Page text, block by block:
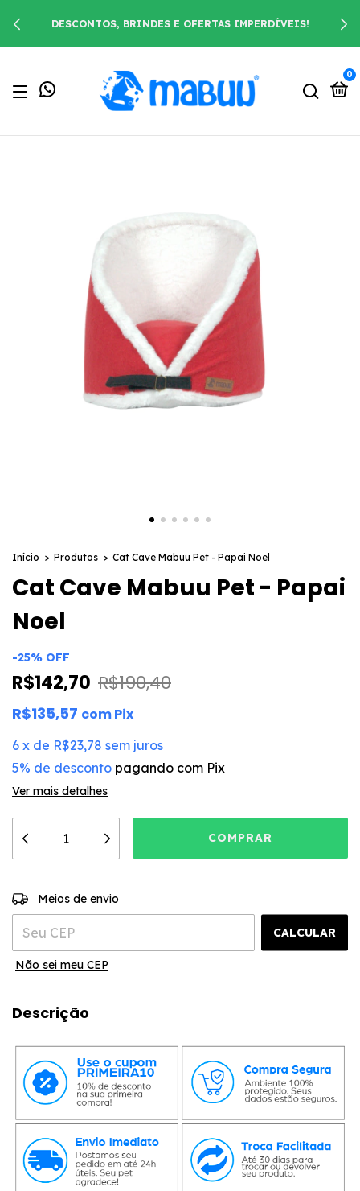
DESCONTOS, BRINDES E OFERTAS IMPERDÍVEIS!
0
Início > Produtos > Cat Cave Mabuu Pet - Papai Noel
Cat Cave Mabuu Pet - Papai
Noel
-25% OFF
R$142,70 R$190,40
R$135,57 comPix
6 x de R$23,78 sem juros
5% de desconto pagando com Pix
Ver mais detalhes
Entregas para o CEP:
Meios de envio
CALCULAR
Não sei meu CEP
Descrição